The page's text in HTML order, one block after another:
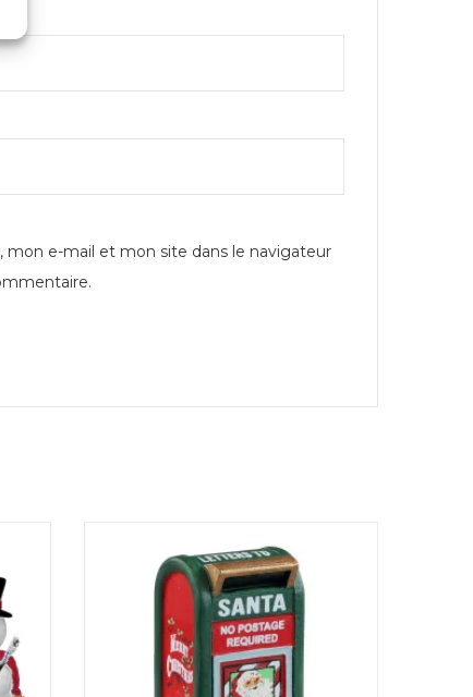
mon e-mail et mon site dans le navigateur